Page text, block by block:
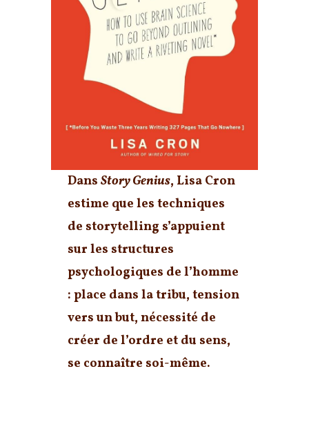
Dans Story Genius, Lisa Cron
estime que les techniques
de storytelling s’appuient
sur les structures
psychologiques de l’homme
: place dans la tribu, tension
vers un but, nécessité de
créer de l’ordre et du sens,
se connaître soi-même.